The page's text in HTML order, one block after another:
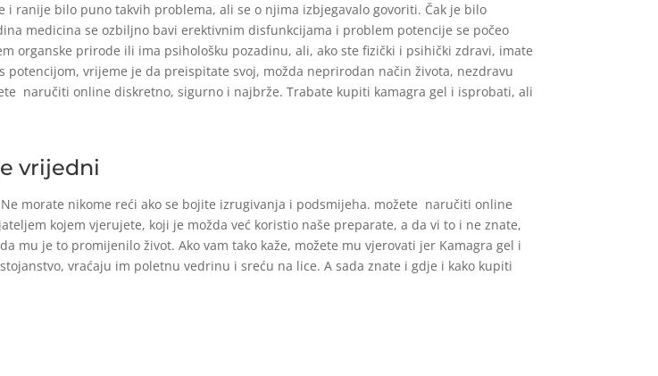
ranije bilo puno takvih problema, ali se o njima izbjegavalo govoriti. Čak je bilo
medicina se ozbiljno bavi erektivnim disfunkcijama i problem potencije se počeo
organske prirode ili ima psihološku pozadinu, ali, ako ste fizički i psihički zdravi, imate
vrijeme je da preispitate svoj, možda neprirodan način života, nezdravu
naručiti online diskretno, sigurno i najbrže. Trabate kupiti kamagra gel i isprobati, ali
vrijedni
morate nikome reći ako se bojite izrugivanja i podsmijeha. možete naručiti online
kojem vjerujete, koji je možda već koristio naše preparate, a da vi to i ne znate,
mu je to promijenilo život. Ako vam tako kaže, možete mu vjerovati jer Kamagra gel i
vraćaju im poletnu vedrinu i sreću na lice. A sada znate i gdje i kako kupiti